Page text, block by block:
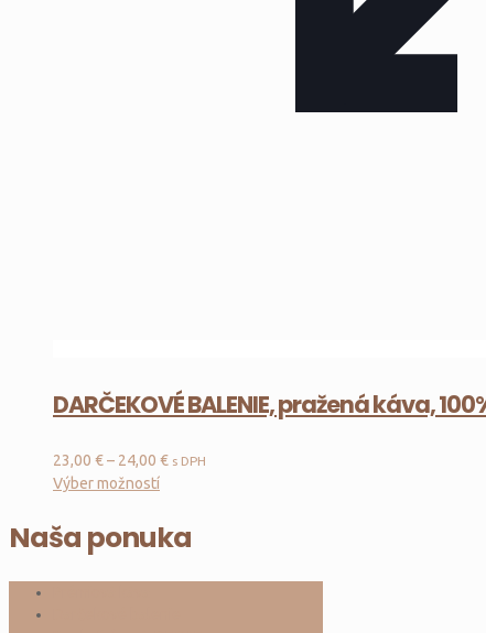
DARČEKOVÉ BALENIE, pražená káva,
23,00 €– 24,00 €Price
24,00 €
s DPH
Výber možnostíTento
má
viacero
Naša ponuka